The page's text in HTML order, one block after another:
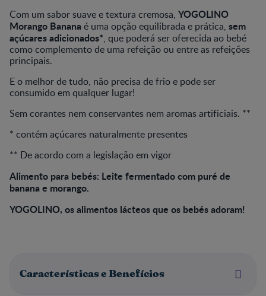
Com um sabor suave e textura cremosa, YOGOLINO
Morango Bananaé uma opção equilibrada e prática, sem
açúcares adicionados*, que poderá ser oferecida ao bebé
como complemento de uma refeição ou entre as refeições
principais.
E o melhor de tudo, não precisa de frio e pode ser
consumido em qualquer lugar!
Sem corantes nem conservantes nem aromas artificiais. **
* contém açúcares naturalmente presentes
** De acordo com a legislação em vigor
Alimento para bebés: Leite fermentado com puré de
banana e morango.
YOGOLINO, os alimentos lácteos que os bebés adoram!
Características e Benefícios